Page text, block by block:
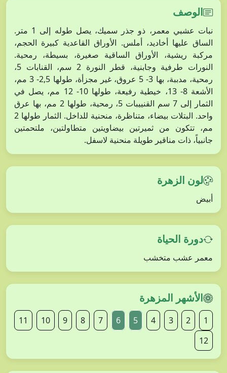
الوصف
نبات عشبي معمر، ذو جذر سميك، يصل طوله إلى 1 متر.
الساق عليها أخاديد، أملس. الأوراق القاعدية كبيرة الحجم،
مركبة ريشية، الأوراق الساقية صغيرة، بسيطة، رمحية.
النورات طرفية وجابنية، قطر النورة 2 سم، القنابات 5،
رمحية، مدببة، بها 3- 5 عروق، غير مجزأة، طولها 2,5- 3 مم،
الأشعة 8- 13، خيطية رفيعة، طولها 10- 12 مم، يصل في
الثمار إلى 7 سم القنييبات 5، رمحية، طولها 2 مم، بها عرق
واحد. البتلات بيضاء، متناظرة، منحنية للداخل. الثمار طولها 2
مم، تتكون من ثميرتين بيضاويتين متطاولتين، ملتحمتين
جانبياً، ذات مناقير طويلة منحنية لاسفل.
لون الزهرة
أبيض
دورة الحياة
معمر عشب متخشب
الأشهر المزهرة
1
2
3
4
5
6
7
8
9
10
11
12